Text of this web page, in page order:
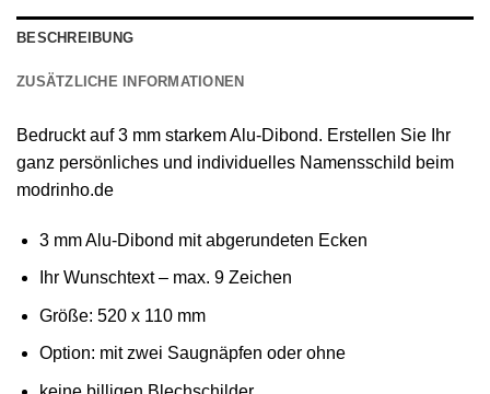
BESCHREIBUNG
ZUSÄTZLICHE INFORMATIONEN
Bedruckt auf 3 mm starkem Alu-Dibond. Erstellen Sie Ihr
ganz persönliches und individuelles Namensschild beim
modrinho.de
3 mm Alu-Dibond mit abgerundeten Ecken
Ihr Wunschtext – max. 9 Zeichen
Größe: 520 x 110 mm
Option: mit zwei Saugnäpfen oder ohne